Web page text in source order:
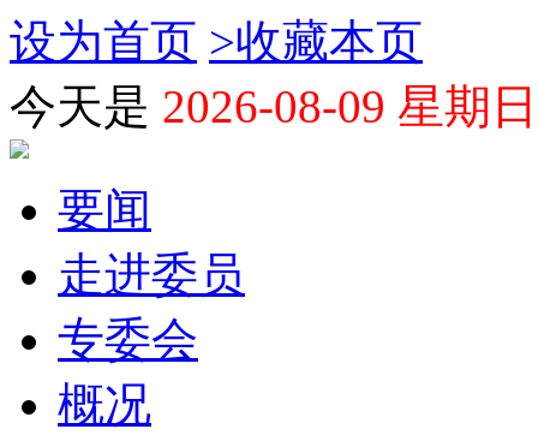
设为首页 >收藏本页
今天是 2026-08-09 星期日
要闻
走进委员
专委会
概况